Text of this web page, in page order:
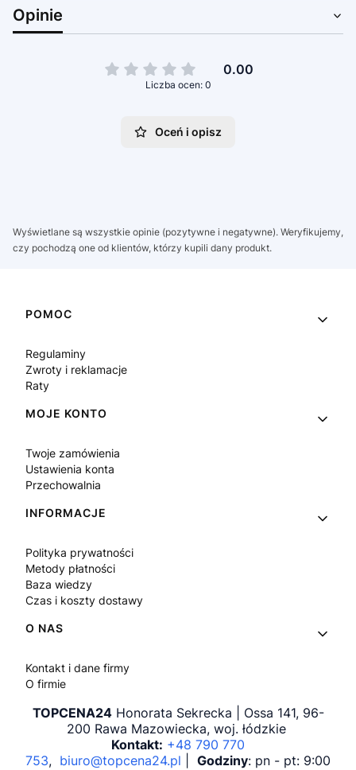
Opinie
0.00
Liczba ocen: 0
Oceń i opisz
Wyświetlane są wszystkie opinie (pozytywne i negatywne). Weryfikujemy,
czy pochodzą one od klientów, którzy kupili dany produkt.
Linki w stopce
POMOC
Regulaminy
Zwroty i reklamacje
Raty
MOJE KONTO
Twoje zamówienia
Ustawienia konta
Przechowalnia
INFORMACJE
Polityka prywatności
Metody płatności
Baza wiedzy
Czas i koszty dostawy
O NAS
Kontakt i dane firmy
O firmie
TOPCENA24Honorata Sekrecka | Ossa 141, 96-
200 Rawa Mazowiecka, woj. łódzkie
Kontakt: +48 790 770
753, biuro@topcena24.pl Godziny: pn - pt: 9:00